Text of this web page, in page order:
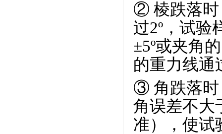
② 棱跌落
过2º，试验
±5º或夹角
的重力线通
③ 角跌落
角误差不大
准），使试